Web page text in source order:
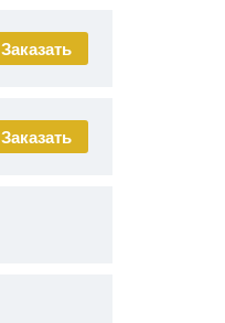
Заказать
Заказать